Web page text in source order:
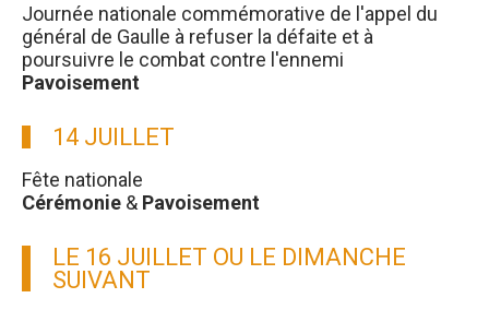
Journée nationale commémorative de l'appel du
général de Gaulle à refuser la défaite et à
poursuivre le combat contre l'ennemi
Pavoisement
14 JUILLET
Fête nationale
Cérémonie & Pavoisement
LE 16 JUILLET OU LE DIMANCHE
SUIVANT